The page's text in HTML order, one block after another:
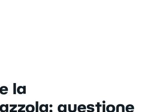
la
questione